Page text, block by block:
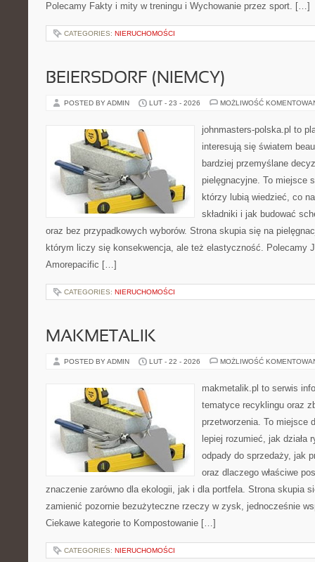
Polecamy Fakty i mity w treningu i Wychowanie przez sport. […]
CATEGORIES: NIERUCHOMOŚCI
BEIERSDORF (NIEMCY)
POSTED BY ADMIN LUT - 23 - 2026 MOŻLIWOŚĆ
johnmasters-polska.pl to
interesują się światem
bardziej przemyślane
pielęgnacyjne. To miejsce
którzy lubią wiedzieć, co
składniki i jak budować
oraz bez przypadkowych wyborów. Strona skupia się na
którym liczy się konsekwencja, ale też elastyczność. Polecamy
Amorepacific […]
CATEGORIES: NIERUCHOMOŚCI
MAKMETALIK
POSTED BY ADMIN LUT - 22 - 2026 MOŻLIWOŚĆ
makmetalik.pl to serwis
tematyce recyklingu oraz
przetworzenia. To miejsce
lepiej rozumieć, jak działa
odpady do sprzedaży, jak
oraz dlaczego właściwe
znaczenie zarówno dla ekologii, jak i dla portfela. Strona skupia
zamienić pozornie bezużyteczne rzeczy w zysk, jednocześnie
Ciekawe kategorie to Kompostowanie […]
CATEGORIES: NIERUCHOMOŚCI